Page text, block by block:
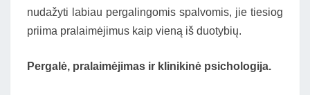
nudažyti labiau pergalingomis spalvomis, jie tiesiog
priima pralaimėjimus kaip vieną iš duotybių.
Pergalė, pralaimėjimas ir klinikinė psichologija.